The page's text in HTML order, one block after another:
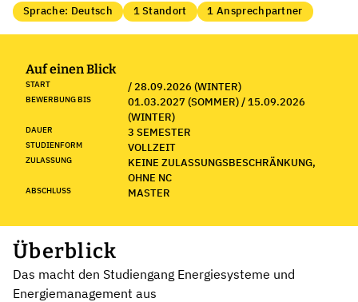
Sprache: Deutsch 1 Standort 1 Ansprechpartner
Auf einen Blick
START / 28.09.2026 (WINTER)
BEWERBUNG BIS
01.03.2027 (SOMMER) / 15.09.2026
(WINTER)
DAUER 3 SEMESTER
STUDIENFORM VOLLZEIT
ZULASSUNG
KEINE ZULASSUNGSBESCHRÄNKUNG,
OHNE NC
ABSCHLUSS MASTER
Überblick
Das macht den Studiengang Energiesysteme und
Energiemanagement aus